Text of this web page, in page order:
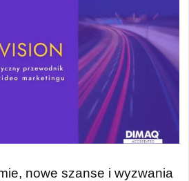
nowe szanse i wyzwania